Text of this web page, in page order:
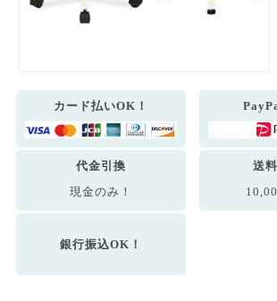
カード払いOK！
代金引換
現金のみ！
送
銀行振込OK！